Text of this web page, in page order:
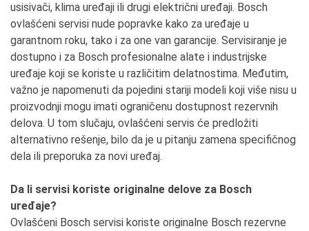
usisivači, klima uređaji ili drugi električni uređaji. Bosch
ovlašćeni servisi nude popravke kako za uređaje u
garantnom roku, tako i za one van garancije. Servisiranje je
dostupno i za Bosch profesionalne alate i industrijske
uređaje koji se koriste u različitim delatnostima. Međutim,
važno je napomenuti da pojedini stariji modeli koji više nisu u
proizvodnji mogu imati ograničenu dostupnost rezervnih
delova. U tom slučaju, ovlašćeni servis će predložiti
alternativno rešenje, bilo da je u pitanju zamena specifičnog
dela ili preporuka za novi uređaj.
Da li servisi koriste originalne delove za Bosch
uređaje?
Ovlašćeni Bosch servisi koriste originalne Bosch rezervne